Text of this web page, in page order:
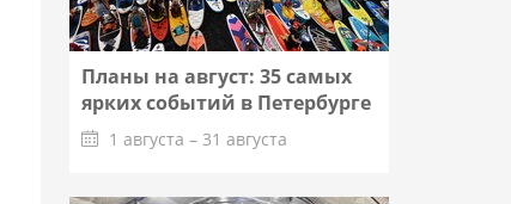
Планы на август: 35 самых
ярких событий в Петербурге
1 августа – 31 августа